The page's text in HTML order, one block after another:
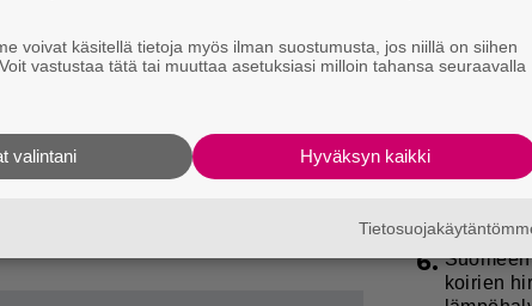
2026–2032 aikana.
noin 350 000 naista, joista 82 prosenttia
noin 2000 rintasyöpää.
uutta suuntaa. Euroopan neuvosto
on jatkossa laajentaa
ateria
5.
– huima
6.
koirien
voivat käsitellä tietoja myös ilman suostumusta, jos niillä on siihen
vastustaa tätä tai muuttaa asetuksiasi milloin tahansa seuraavalla
Hyväksyn kaikki
valintani